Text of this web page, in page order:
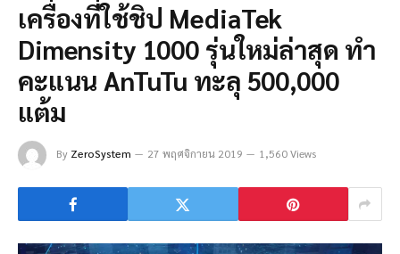
เครื่องที่ใช้ชิป MediaTek
Dimensity 1000 รุ่นใหม่ล่าสุด ทำ
คะแนน AnTuTu ทะลุ 500,000
แต้ม
By ZeroSystem 27 พฤศจิกายน 2019 1,560 Views